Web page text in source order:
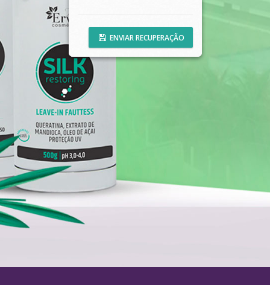
ENVIAR RECUPERAÇÃO